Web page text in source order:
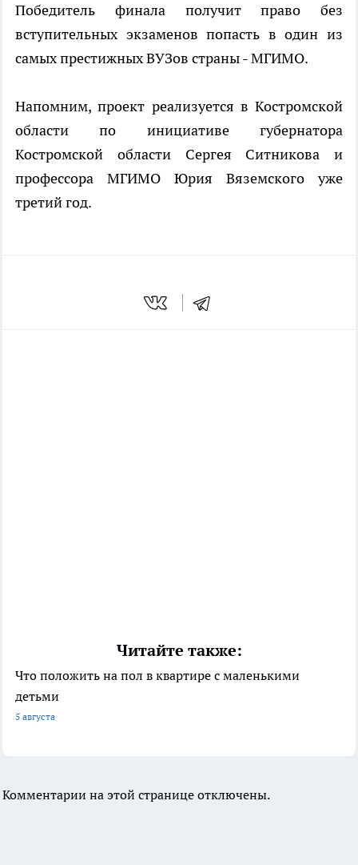
Победитель финала получит право без
вступительных экзаменов попасть в один из
самых престижных ВУЗов страны - МГИМО.
Напомним, проект реализуется в Костромской
области по инициативе губернатора
Костромской области Сергея Ситникова и
профессора МГИМО Юрия Вяземского уже
третий год.
Читайте также:
Что положить на пол в квартире с маленькими
детьми
5 августа
Комментарии на этой странице отключены.